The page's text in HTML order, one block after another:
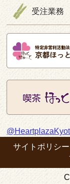
受注業務
サイトポリシー